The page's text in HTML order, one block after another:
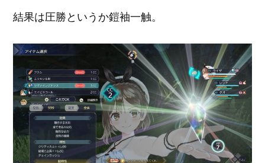
結果は圧勝というか鎧袖一触。